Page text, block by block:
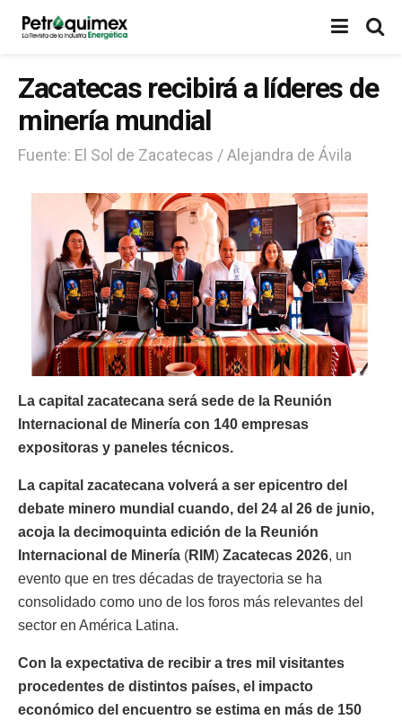
Zacatecas recibirá a líderes de
minería mundial
Fuente: El Sol de Zacatecas / Alejandra de Ávila
La capital zacatecana será sede de la Reunión
Internacional de Minería con 140 empresas
expositoras y paneles técnicos.
La capital zacatecana volverá a ser epicentro del
debate minero mundial cuando, del 24 al 26 de junio,
acoja la decimoquinta edición de la Reunión
Internacional de Minería (RIM) Zacatecas 2026, un
evento que en tres décadas de trayectoria se ha
consolidado como uno de los foros más relevantes del
sector en América Latina.
Con la expectativa de recibir a tres mil visitantes
procedentes de distintos países, el impacto
económico del encuentro se estima en más de 150